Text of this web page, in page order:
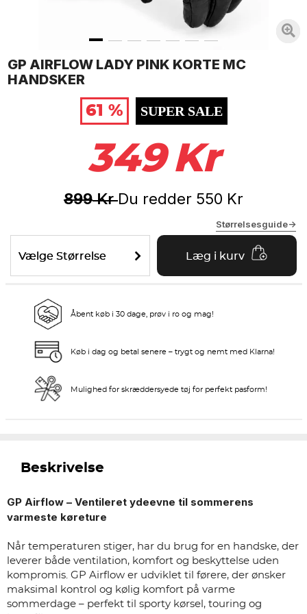
GP AIRFLOW LADY PINK KORTE MC
HANDSKER
61 %
SUPER SALE
349 Kr
899KrDu redder 550 Kr
Størrelsesguide->
Vælge Størrelse Læg i kurv
Åbent køb i 30 dage, prøv i ro og mag!
Køb i dag og betal senere – trygt og nemt med Klarna!
Mulighed for skræddersyede tøj for perfekt pasform!
Beskrivelse
GP Airflow – Ventileret ydeevne til sommerens
varmeste køreture
Når temperaturen stiger, har du brug for en handske, der
leverer både ventilation, komfort og beskyttelse uden
kompromis. GP Airflow er udviklet til førere, der ønsker
maksimal kontrol og kølig komfort på varme
sommerdage – perfekt til sporty kørsel, touring og